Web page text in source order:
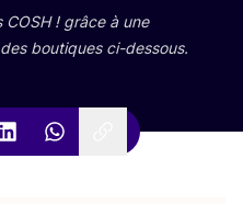
COSH! grâce à une
bou­tiques ci-dessous.